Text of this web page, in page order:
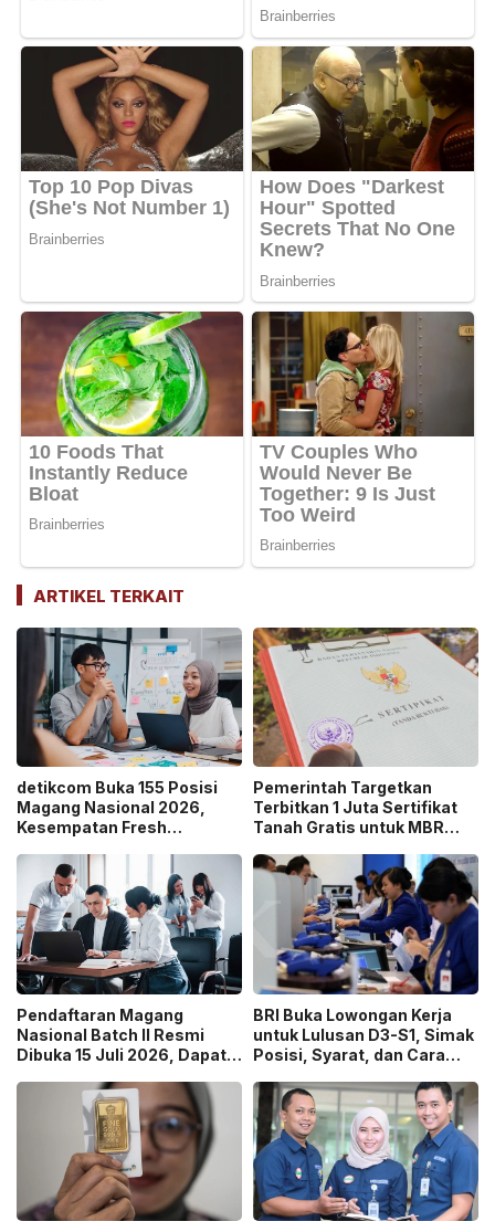
ARTIKEL TERKAIT
detikcom Buka 155 Posisi
Magang Nasional 2026,
Kesempatan Fresh
Media Digital!
Pemerintah Targetkan
Terbitkan 1 Juta Sertifikat
Tanah Gratis untuk MBR
Pendaftaran Magang
Nasional Batch II Resmi
Dibuka 15 Juli 2026, Dapat
BRI Buka Lowongan Kerja
untuk Lulusan D3-S1, Simak
Posisi, Syarat, dan Cara